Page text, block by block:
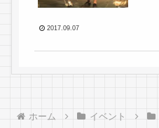
2017.09.07
ホーム イベント